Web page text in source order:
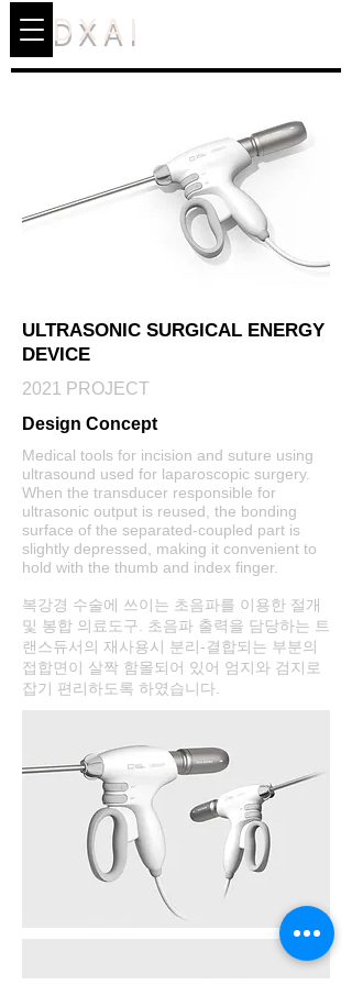
DXAI
ULTRASONIC SURGICAL ENERGY
DEVICE
2021 PROJECT
Design Concept
Medical tools for incision and suture using
ultrasound used for laparoscopic surgery.
When the transducer responsible for
ultrasonic output is reused, the bonding
surface of the separated-coupled part is
slightly depressed, making it convenient to
hold with the thumb and index finger.
복강경 수술에 쓰이는 초음파를 이용한 절개
및 봉합 의료도구. 초음파 출력을 담당하는 트
랜스듀서의 재사용시 분리-결합되는 부분의
접합면이 살짝 함몰되어 있어 엄지와 검지로
잡기 편리하도록 하였습니다.